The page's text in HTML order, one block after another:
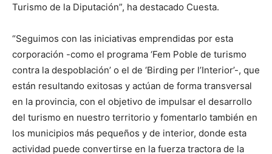
Turismo de la Diputación”, ha destacado Cuesta.
“Seguimos con las iniciativas emprendidas por esta
corporación -como el programa ‘Fem Poble de turismo
contra la despoblación’ o el de ‘Birding per l’Interior’-, que
están resultando exitosas y actúan de forma transversal
en la provincia, con el objetivo de impulsar el desarrollo
del turismo en nuestro territorio y fomentarlo también en
los municipios más pequeños y de interior, donde esta
actividad puede convertirse en la fuerza tractora de la